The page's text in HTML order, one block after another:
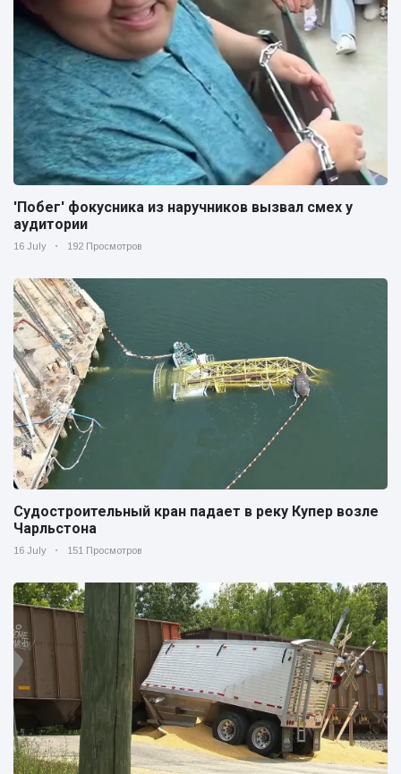
'Побег' фокусника из наручников вызвал смех у
аудитории
16 July 192 Просмотров
Судостроительный кран падает в реку Купер возле
Чарльстона
16 July 151 Просмотров